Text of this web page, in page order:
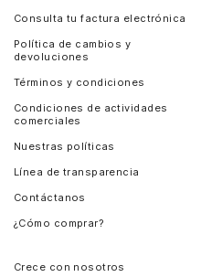
Consulta tu factura electrónica
Política de cambios y
devoluciones
Términos y condiciones
Condiciones de actividades
comerciales
Nuestras políticas
Línea de transparencia
Contáctanos
¿Cómo comprar?
Crece con nosotros